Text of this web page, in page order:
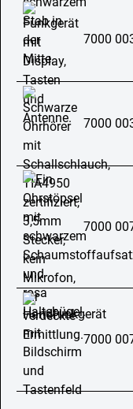
7000
7000
7000
7000